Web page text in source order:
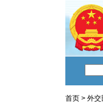
首页 > 外交